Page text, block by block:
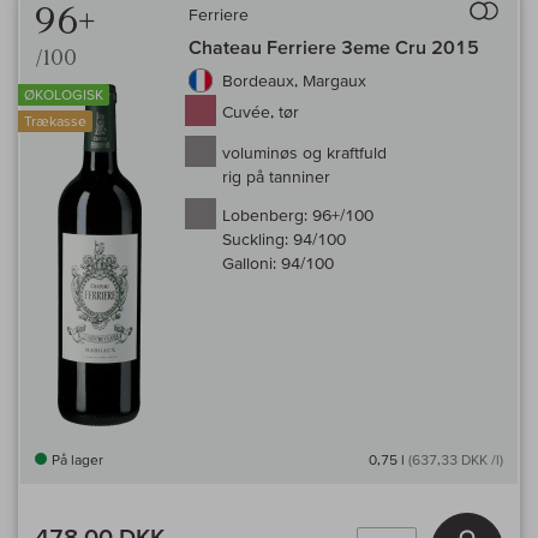
96+
/100
ØKOLOGISK
Trækasse
Ferriere
Chateau Ferriere 3eme Cru 2015
Bordeaux, Margaux
Cuvée, tør
voluminøs og kraftfuld
rig på tanniner
Lobenberg: 96+/100
Suckling: 94/100
Galloni: 94/100
På lager 0,75 l (637,33 DKK /l)